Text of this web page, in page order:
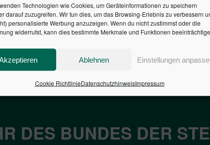
Technologien wie Cookies, um Geräteinformationen zu speichern
darauf zuzugreifen. Wir tun dies, um das Browsing-Erlebnis zu verbessern
personalisierte Werbung anzuzeigen. Wenn du nicht zustimmst oder die
widerrufst, kann dies bestimmte Merkmale und Funktionen
Akzeptieren Ablehnen Einstellungen
Cookie RichtlinieDatenschutzhinweisImpressum
DES BUNDES DER